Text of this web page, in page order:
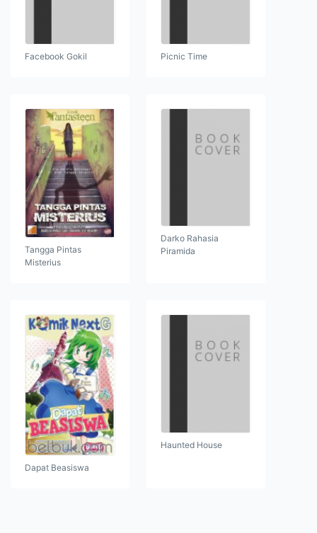
Facebook Gokil Picnic Time
Tangga Pintas
Misterius
Darko Rahasia
Piramida
Dapat Beasiswa
Haunted House